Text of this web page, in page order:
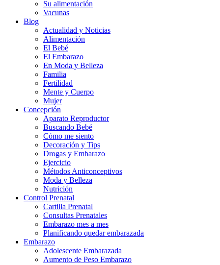
Su alimentación
Vacunas
Blog
Actualidad y Noticias
Alimentación
El Bebé
El Embarazo
En Moda y Belleza
Familia
Fertilidad
Mente y Cuerpo
Mujer
Concepción
Aparato Reproductor
Buscando Bebé
Cómo me siento
Decoración y Tips
Drogas y Embarazo
Ejercicio
Métodos Anticonceptivos
Moda y Belleza
Nutrición
Control Prenatal
Cartilla Prenatal
Consultas Prenatales
Embarazo mes a mes
Planificando quedar embarazada
Embarazo
Adolescente Embarazada
Aumento de Peso Embarazo